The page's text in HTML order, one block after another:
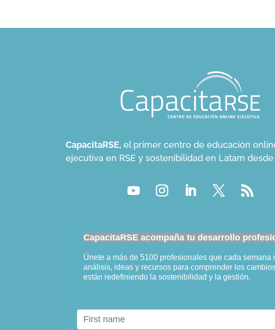
CapacitaRSE, el primer centro de educación
ejecutiva en RSE y sostenibilidad en Latam
CapacitaRSE acompaña tu desarrollo
Únete a más de 5100 profesionales que cada semana
análisis, ideas y recursos para comprender los
están redefiniendo la sostenibilidad y la gestión.